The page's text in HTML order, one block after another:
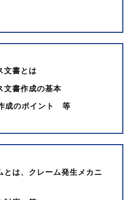
文書とは
文書作成の基本
成のポイント 等
とは、クレーム発生メカニ